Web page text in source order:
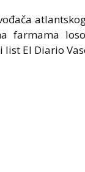
farmama
list El Diario